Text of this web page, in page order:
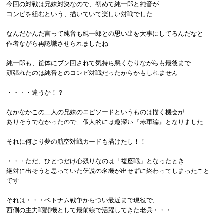
今回の対戦は兄妹対決なので、初めて純一郎と純音が
コンビを組むという、描いていて楽しい対戦でした
なんだかんだ言って純音も純一郎との思い出を大事にしてるんだなと
作者ながら再認識させられましたね
純一郎も、筐体にブン回されて気持ち悪くなりながらも最後まで
頑張れたのは純音とのコンビ対戦だったからかもしれません
・・・・違うか！？
なかなかこの二人の兄妹のエピソードというものは描く機会が
ありそうでなかったので、個人的には趣深い『赤軍編』となりました
それに何より夢の航空対戦カードも描けたし！！
・・・ただ、ひとつだけ心残りなのは「複座戦」となったとき
絶対に出そうと思っていた伝説の名機が出せずに終わってしまったこと
です
それは・・・ベトナム戦争からつい最近まで現役で、
西側の主力戦闘機として最前線で活躍してきた老兵・・・